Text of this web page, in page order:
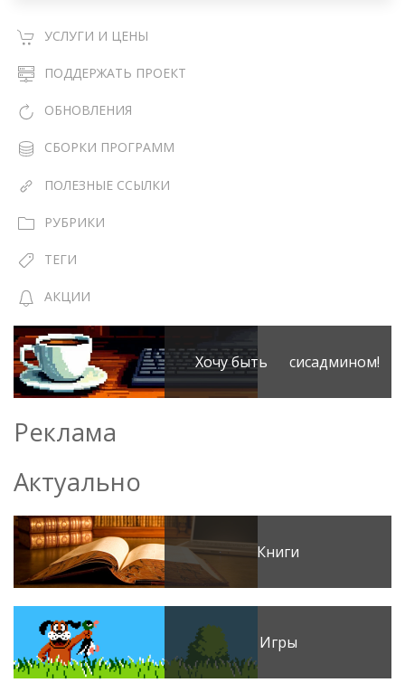
УСЛУГИ И ЦЕНЫ
ПОДДЕРЖАТЬ ПРОЕКТ
ОБНОВЛЕНИЯ
СБОРКИ ПРОГРАММ
ПОЛЕЗНЫЕ ССЫЛКИ
РУБРИКИ
ТЕГИ
АКЦИИ
Хочу быть сисадмином!
Реклама
Актуально
Книги
Игры